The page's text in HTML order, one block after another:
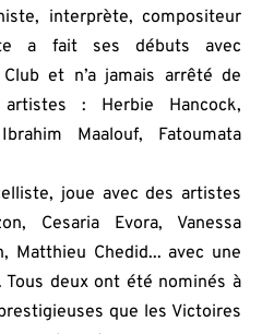
interprète, compositeur
a fait ses débuts avec
et n’a jamais arrêté de
: Herbie Hancock,
Maalouf, Fatoumata
joue avec des artistes
Cesaria Evora, Vanessa
Matthieu Chedid... avec une
Tous deux ont été nominés à
que les Victoires